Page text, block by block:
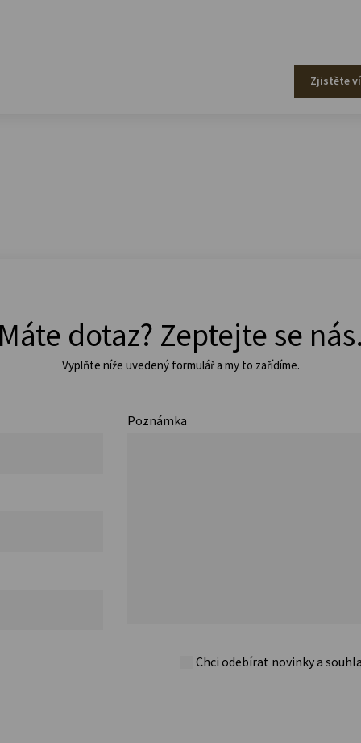
Zjistěte
Máte dotaz? Zeptejte se
Vyplňte níže uvedený formulář a my to zařídíme.
Poznámka
Chci odebírat novinky a